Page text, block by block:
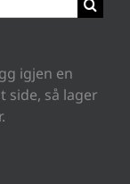
igjen en
side, så lager